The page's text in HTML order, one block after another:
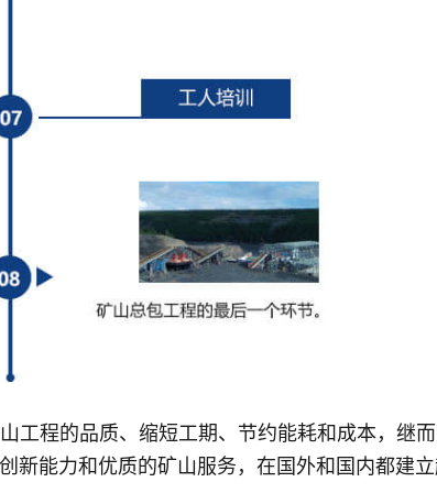
工程的品质、缩短工期、节约能耗和成本，继
新能力和优质的矿山服务，在国外和国内都建